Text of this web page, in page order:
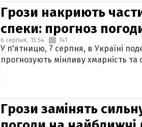
Грози накриють
спеки: прогноз
6 серпня, 15:54 141
У п'ятницю, 7 серпня, в Україні
прогнозують мінливу хмарність та
Грози замінять